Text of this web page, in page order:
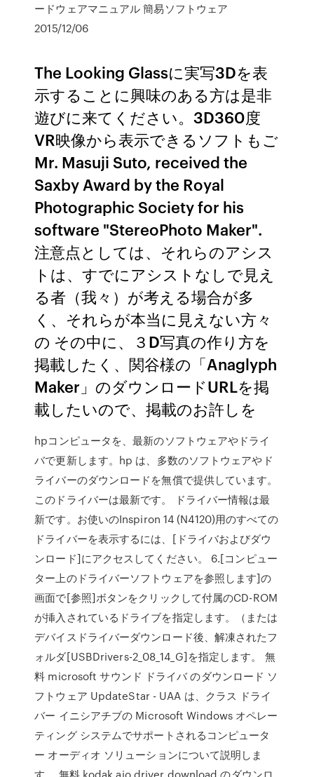
ードウェアマニュアル 簡易ソフトウェア
2015/12/06
The Looking Glassに実写3Dを表
示することに興味のある方は是非
遊びに来てください。3D360度
VR映像から表示できるソフトもご
Mr. Masuji Suto, received the
Saxby Award by the Royal
Photographic Society for his
software "StereoPhoto Maker".
注意点としては、それらのアシス
トは、すでにアシストなしで見え
る者（我々）が考える場合が多
く、それらが本当に見えない方々
の その中に、３D写真の作り方を
掲載したく、関谷様の「Anaglyph
Maker」のダウンロードURLを掲
載したいので、掲載のお許しを
hpコンピュータを、最新のソフトウェアやドライ
バで更新します。hp は、多数のソフトウェアやド
ライバーのダウンロードを無償で提供しています。
このドライバーは最新です。 ドライバー情報は最
新です。お使いのInspiron 14 (N4120)用のすべての
ドライバーを表示するには、[ドライバおよびダウ
ンロード]にアクセスしてください。 6.[コンピュー
ター上のドライバーソフトウェアを参照します]の
画面で[参照]ボタンをクリックして付属のCD-ROM
が挿入されているドライブを指定します。（または
デバイスドライバーダウンロード後、解凍されたフ
ォルダ[USBDrivers-2_08_14_G]を指定します。 無
料 microsoft サウンド ドライバ のダウンロード ソ
フトウェア UpdateStar - UAA は、クラス ドライ
バー イニシアチブの Microsoft Windows オペレー
ティング システムでサポートされるコンピュータ
ー オーディオ ソリューションについて説明しま
す。 無料 kodak aio driver download のダウンロ